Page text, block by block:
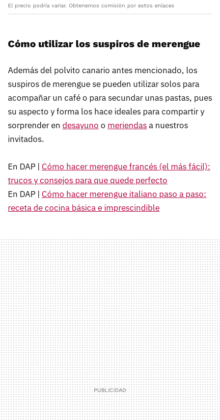
El precio podría variar. Obtenemos comisión por estos enlaces
Cómo utilizar los suspiros de merengue
Además del polvito canario antes mencionado, los
suspiros de merengue se pueden utilizar solos para
acompañar un café o para secundar unas pastas, pues
su aspecto y forma los hace ideales para compartir y
sorprender en desayuno o meriendasa nuestros
invitados.
En DAP | Cómo hacer merengue francés (el más fácil):
trucos y consejos para que quede perfecto
En DAP | Cómo hacer merengue italiano paso a paso:
receta de cocina básica e imprescindible